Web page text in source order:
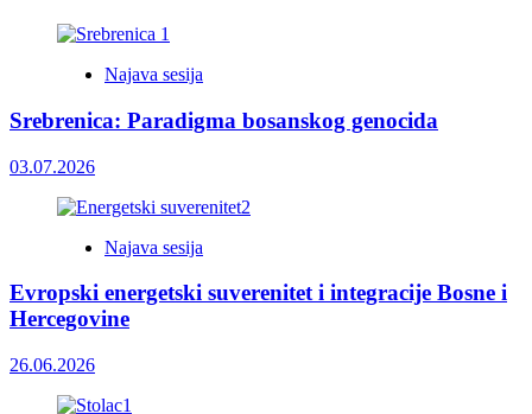
Najava sesija
Srebrenica: Paradigma bosanskog genocida
03.07.2026
Najava sesija
Evropski energetski suverenitet i integracije Bosne i
Hercegovine
26.06.2026